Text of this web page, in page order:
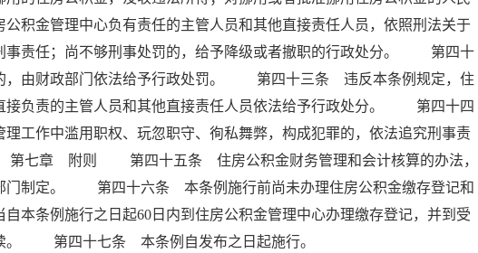
积金管理中心负有责任的主管人员和其他直接责任人员，依照刑法关于
事责任；尚不够刑事处罚的，给予降级或者撤职的行政处分。 第四十
，由财政部门依法给予行政处罚。 第四十三条 违反本条例规定，住
接负责的主管人员和其他直接责任人员依法给予行政处分。 第四十四
工作中滥用职权、玩忽职守、徇私舞弊，构成犯罪的，依法追究刑事责
第七章 附则 第四十五条 住房公积金财务管理和会计核算的办法，
门制定。 第四十六条 本条例施行前尚未办理住房公积金缴存登记和
本条例施行之日起60日内到住房公积金管理中心办理缴存登记，并到受
。 第四十七条 本条例自发布之日起施行。